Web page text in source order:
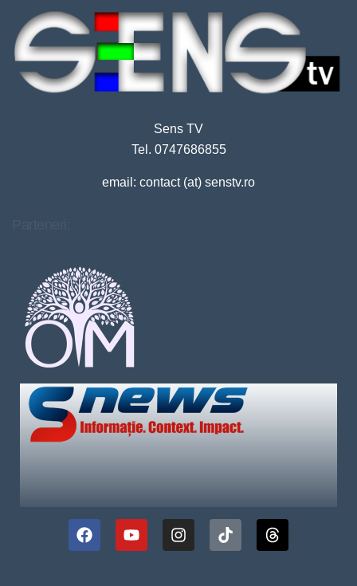
Sens TV
Tel. 0747686855
email: contact (at) senstv.ro